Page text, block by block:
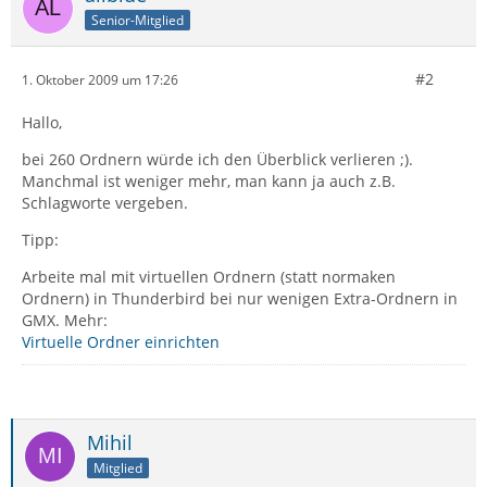
Senior-Mitglied
1. Oktober 2009 um 17:26 #2
Hallo,
bei 260 Ordnern würde ich den Überblick verlieren ;).
Manchmal ist weniger mehr, man kann ja auch z.B.
Schlagworte vergeben.
Tipp:
Arbeite mal mit virtuellen Ordnern (statt normaken
Ordnern) in Thunderbird bei nur wenigen Extra-Ordnern in
GMX. Mehr:
Virtuelle Ordner einrichten
Mihil
Mitglied